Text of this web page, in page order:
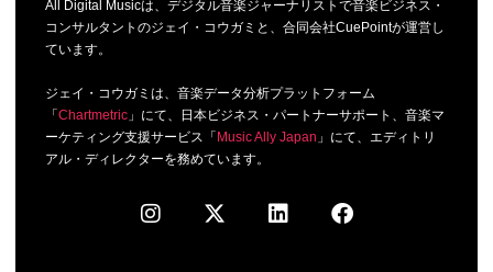
All Digital Musicは、デジタル音楽ジャーナリストで音楽ビジネス・
コンサルタントのジェイ・コウガミと、合同会社CuePointが運営し
ています。
ジェイ・コウガミは、音楽データ分析プラットフォーム
「 Chartmetric」にて、日本ビジネス・パートナーサポート、音楽マ
ーケティング支援サービス「 Music Ally Japan 」にて、エディトリ
アル・ディレクターを務めています。